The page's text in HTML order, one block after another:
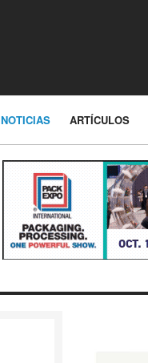
NOTICIAS ARTÍCULOS